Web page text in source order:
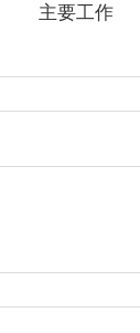
主要工作